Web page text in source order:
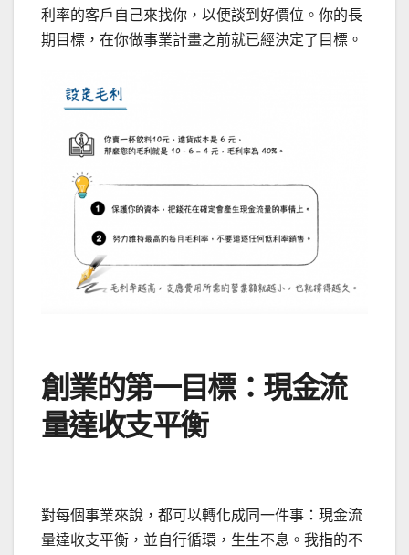
利率的客戶自己來找你，以便談到好價位。你的長
期目標，在你做事業計畫之前就已經決定了目標。
創業的第一目標：現金流
量達收支平衡
對每個事業來說，都可以轉化成同一件事：現金流
量達收支平衡，並自行循環，生生不息。我指的不